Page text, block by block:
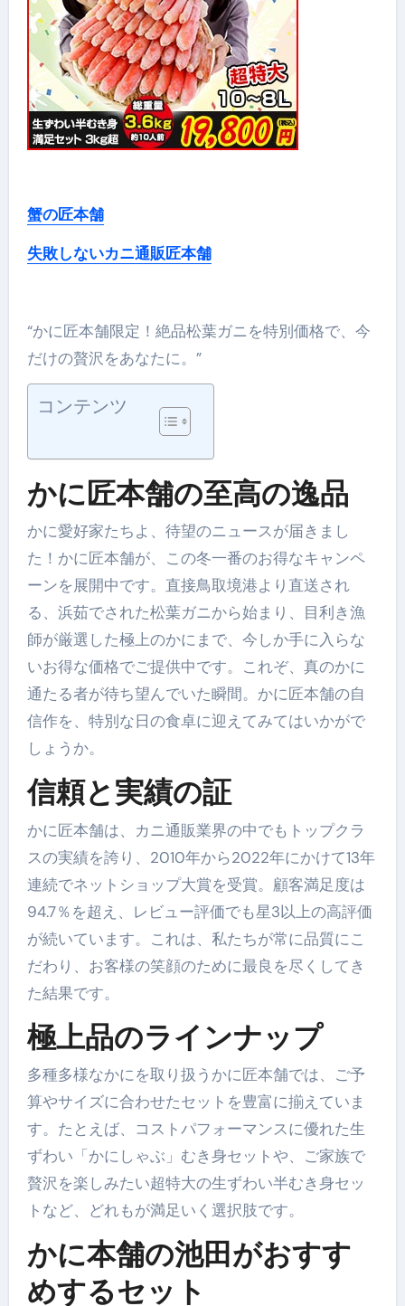
蟹の匠本舗
失敗しないカニ通販匠本舗
“かに匠本舗限定！絶品松葉ガニを特別価格で、今
だけの贅沢をあなたに。”
コンテンツ
かに匠本舗の至高の逸品
かに愛好家たちよ、待望のニュースが届きまし
た！かに匠本舗が、この冬一番のお得なキャンペ
ーンを展開中です。直接鳥取境港より直送され
る、浜茹でされた松葉ガニから始まり、目利き漁
師が厳選した極上のかにまで、今しか手に入らな
いお得な価格でご提供中です。これぞ、真のかに
通たる者が待ち望んでいた瞬間。かに匠本舗の自
信作を、特別な日の食卓に迎えてみてはいかがで
しょうか。
信頼と実績の証
かに匠本舗は、カニ通販業界の中でもトップクラ
スの実績を誇り、2010年から2022年にかけて13年
連続でネットショップ大賞を受賞。顧客満足度は
94.7％を超え、レビュー評価でも星3以上の高評価
が続いています。これは、私たちが常に品質にこ
だわり、お客様の笑顔のために最良を尽くしてき
た結果です。
極上品のラインナップ
多種多様なかにを取り扱うかに匠本舗では、ご予
算やサイズに合わせたセットを豊富に揃えていま
す。たとえば、コストパフォーマンスに優れた生
ずわい「かにしゃぶ」むき身セットや、ご家族で
贅沢を楽しみたい超特大の生ずわい半むき身セッ
トなど、どれもが満足いく選択肢です。
かに本舗の池田がおすす
めするセット